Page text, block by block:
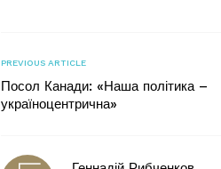
PREVIOUS ARTICLE
Посол Канади: «Наша політика –
україноцентрична»